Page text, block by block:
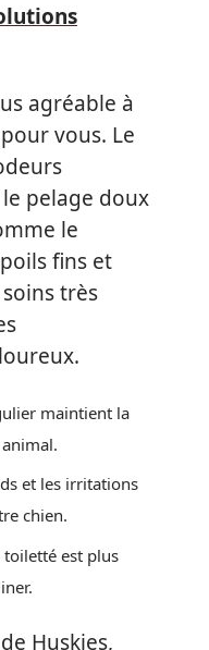
agréable à
vous. Le
pelage doux
le
fins et
très
maintient la
et les irritations
chien.
est plus
Huskies,